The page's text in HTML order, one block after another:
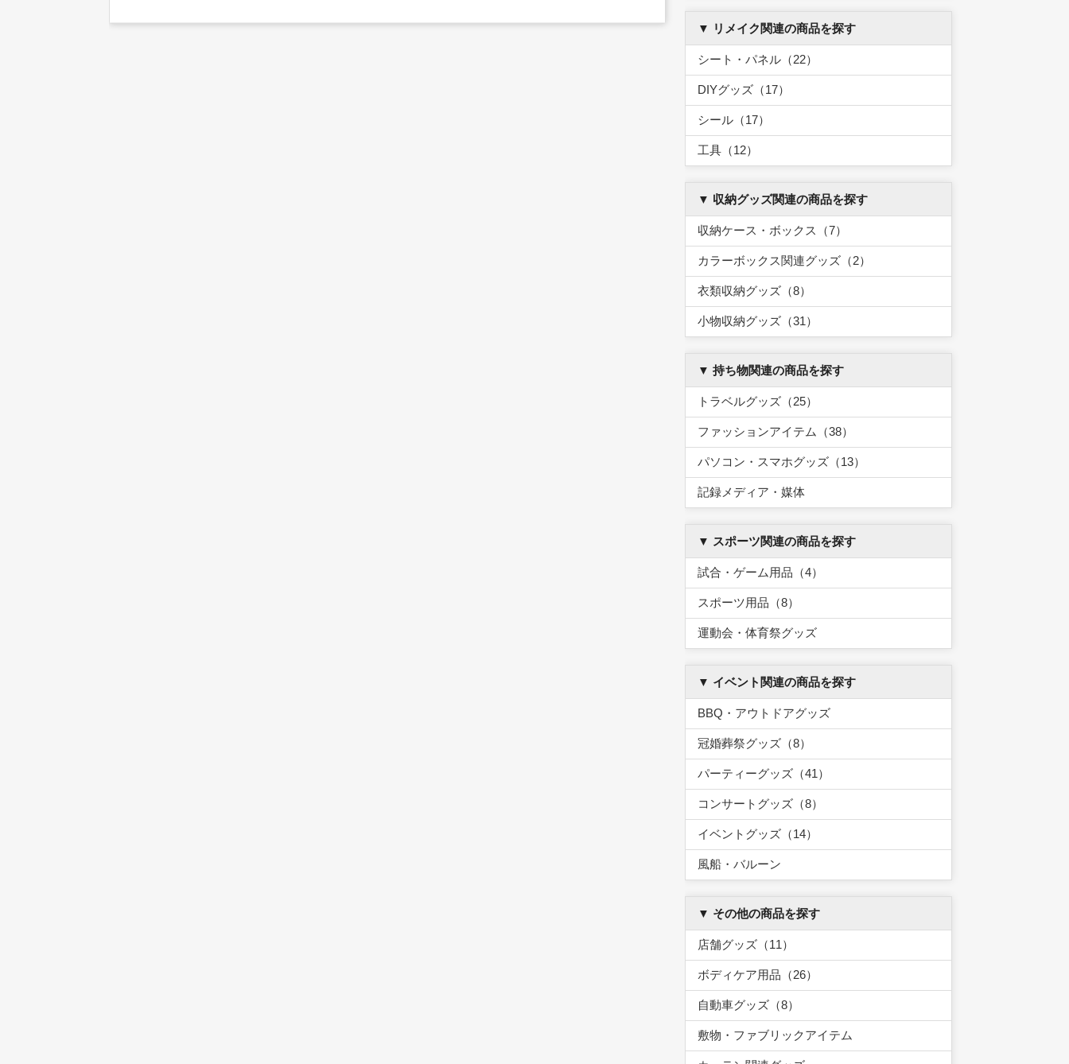
▼ リメイク関連の商品を探す
シート・パネル（22）
DIYグッズ（17）
シール（17）
工具（12）
▼ 収納グッズ関連の商品を探す
収納ケース・ボックス（7）
カラーボックス関連グッズ（2）
衣類収納グッズ（8）
小物収納グッズ（31）
▼ 持ち物関連の商品を探す
トラベルグッズ（25）
ファッションアイテム（38）
パソコン・スマホグッズ（13）
記録メディア・媒体
▼ スポーツ関連の商品を探す
試合・ゲーム用品（4）
スポーツ用品（8）
運動会・体育祭グッズ
▼ イベント関連の商品を探す
BBQ・アウトドアグッズ
冠婚葬祭グッズ（8）
パーティーグッズ（41）
コンサートグッズ（8）
イベントグッズ（14）
風船・バルーン
▼ その他の商品を探す
店舗グッズ（11）
ボディケア用品（26）
自動車グッズ（8）
敷物・ファブリックアイテム